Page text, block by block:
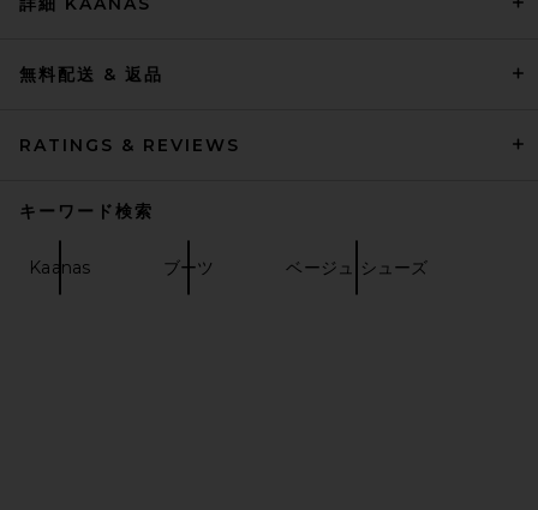
無料配送 & 返品
RATINGS & REVIEWS
キーワード検索
Kaanas ブーツ ベージュ シューズ